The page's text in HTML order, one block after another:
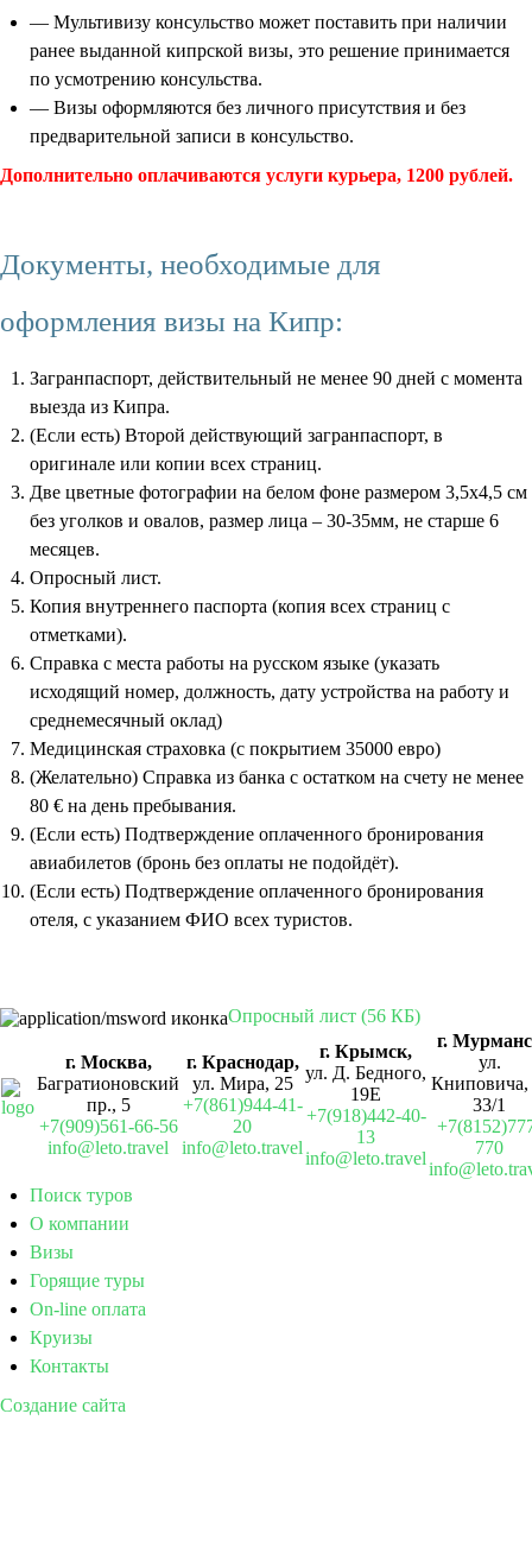
— Мультивизу консульство может поставить при наличии
ранее выданной кипрской визы, это решение принимается
по усмотрению консульства.
— Визы оформляются без личного присутствия и без
предварительной записи в консульство.
Дополнительно оплачиваются услуги курьера, 1200 рублей.
Документы, необходимые для
оформления визы на Кипр:
Загранпаспорт, действительный не менее 90 дней с момента
выезда из Кипра.
(Если есть) Второй действующий загранпаспорт, в
оригинале или копии всех страниц.
Две цветные фотографии на белом фоне размером 3,5х4,5 см
без уголков и овалов, размер лица – 30-35мм, не старше 6
месяцев.
Опросный лист.
Копия внутреннего паспорта (копия всех страниц с
отметками).
Справка с места работы на русском языке (указать
исходящий номер, должность, дату устройства на работу и
среднемесячный оклад)
Медицинская страховка (с покрытием 35000 евро)
(Желательно) Справка из банка с остатком на счету не менее
80 € на день пребывания.
(Если есть) Подтверждение оплаченного бронирования
авиабилетов (бронь без оплаты не подойдёт).
(Если есть) Подтверждение оплаченного бронирования
отеля, с указанием ФИО всех туристов.
Опросный лист (56 КБ)
г. Москва,
Багратионовский
пр., 5
+7(909)561-66-56
info@leto.travel
г. Краснодар,
ул. Мира, 25
+7(861)944-41-
20
info@leto.travel
г. Крымск,
ул. Д. Бедного,
19Е
+7(918)442-40-
13
info@leto.travel
г.
ул.
Книповича,
33/1
770
Поиск туров
О компании
Визы
Горящие туры
On-line оплата
Круизы
Контакты
Создание сайта